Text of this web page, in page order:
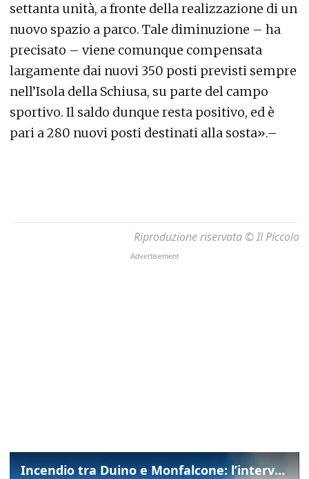
settanta unità, a fronte della realizzazione di un
nuovo spazio a parco. Tale diminuzione – ha
precisato – viene comunque compensata
largamente dai nuovi 350 posti previsti sempre
nell’Isola della Schiusa, su parte del campo
sportivo. Il saldo dunque resta positivo, ed è
pari a 280 nuovi posti destinati alla sosta».–
Riproduzione riservata © Il Piccolo
Incendio tra Duino e Monfalcone: l’intervento dei vigili del fuoco